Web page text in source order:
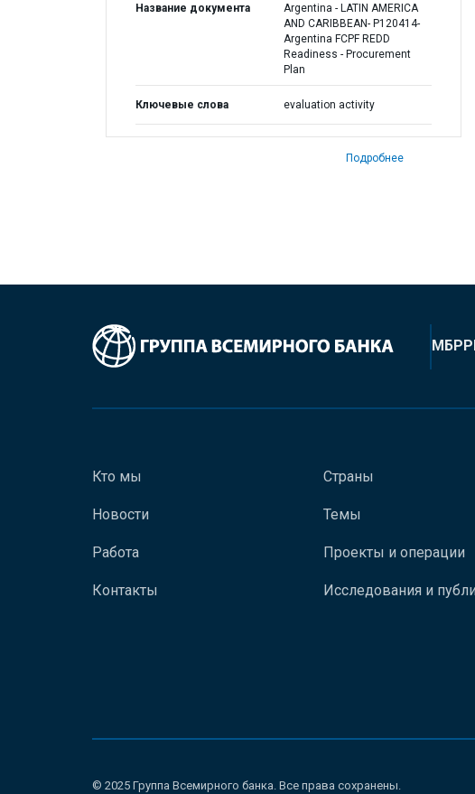
Название документа
Argentina - LATIN AMERICA
AND CARIBBEAN- P120414-
Argentina FCPF REDD
Readiness - Procurement
Plan
Ключевые слова evaluation activity
Подробнее
МБРР
Кто мы
Новости
Работа
Контакты
Страны
Темы
Проекты и операции
Исследования и
© 2025 Группа Всемирного банка. Все права сохранены.